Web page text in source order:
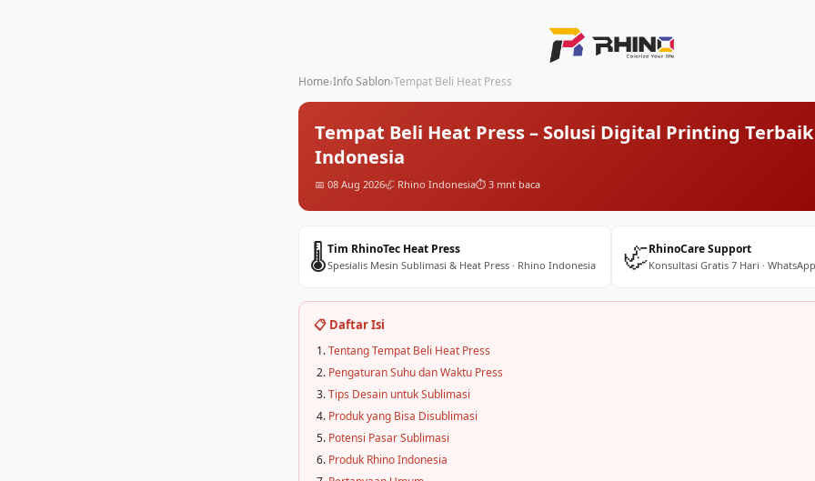
Home›Info Sablon›Tempat Beli Heat Press
Tempat Beli Heat Press – Solusi Digital Printing
Indonesia
📅 08 Aug 2026🦏 Rhino Indonesia⏱️ 3 mnt baca
🌡️Tim RhinoTec Heat Press
Spesialis Mesin Sublimasi & Heat Press · Rhino Indonesia 🦏RhinoCare Support
Konsultasi Gratis 7 Hari ·
📋 Daftar Isi
Tentang Tempat Beli Heat Press
Pengaturan Suhu dan Waktu Press
Tips Desain untuk Sublimasi
Produk yang Bisa Disublimasi
Potensi Pasar Sublimasi
Produk Rhino Indonesia